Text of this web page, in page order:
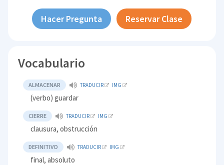
Hacer Pregunta Reservar Clase
Vocabulario
ALMACENAR TRADUCIR IMG
(verbo) guardar
CIERRE TRADUCIR IMG
clausura, obstrucción
DEFINITIVO TRADUCIR IMG
final, absoluto